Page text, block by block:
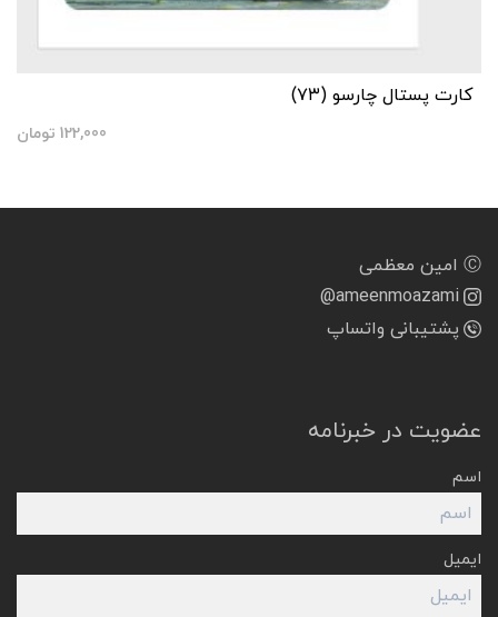
کارت پستال چارسو (۷۳)
122,000 تومان
Ⓒ امین معظمی
@ameenmoazami
پشتیبانی واتساپ
عضویت در خبرنامه
اسم
ایمیل